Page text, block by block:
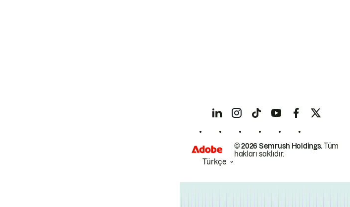
© 2026 Semrush Holdings.Tüm
hakları saklıdır.
Türkçe